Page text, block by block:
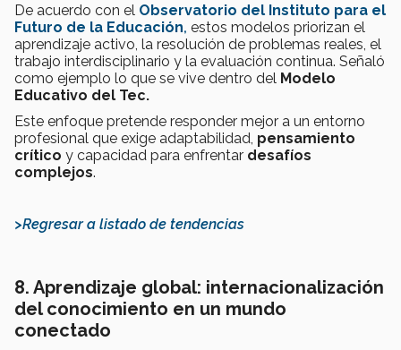
De acuerdo con el Observatorio del Instituto para el
Futuro de la Educación, estos modelos priorizan el
aprendizaje activo, la resolución de problemas reales, el
trabajo interdisciplinario y la evaluación continua. Señaló
como ejemplo lo que se vive dentro del Modelo
Educativo del Tec.
Este enfoque pretende responder mejor a un entorno
profesional que exige adaptabilidad, pensamiento
crítico y capacidad para enfrentar desafíos
complejos.
>Regresar a listado de tendencias
8. Aprendizaje global: internacionalización
del conocimiento en un mundo
conectado